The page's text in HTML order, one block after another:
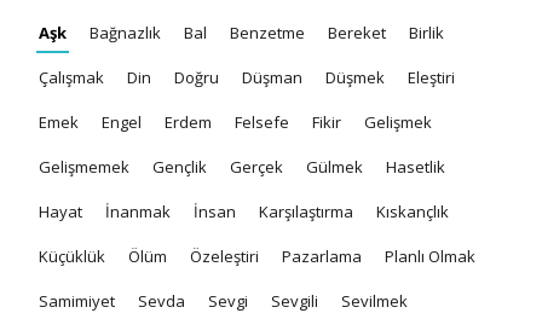
Aşk Bağnazlık Bal Benzetme Bereket Birlik
Çalışmak Din Doğru Düşman Düşmek Eleştiri
Emek Engel Erdem Felsefe Fikir Gelişmek
Gelişmemek Gençlik Gerçek Gülmek Hasetlik
Hayat İnanmak İnsan Karşılaştırma Kıskançlık
Küçüklük Ölüm Özeleştiri Pazarlama Planlı Olmak
Samimiyet Sevda Sevgi Sevgili Sevilmek